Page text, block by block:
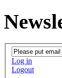
Log in
Logout